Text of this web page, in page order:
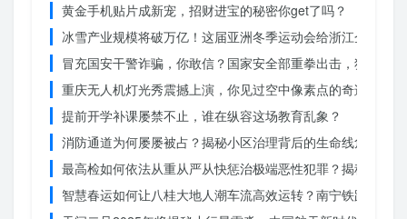
黄金手机贴片成新宠，招财进宝的秘密你get了吗？
冰雪产业规模将破万亿！这届亚洲冬季运动会给浙江企业带
冒充国安干警诈骗，你敢信？国家安全部重拳出击，犯罪团
重庆无人机灯光秀震撼上演，你见过空中像素点的奇迹吗？
提前开学补课屡禁不止，谁在纵容这场教育乱象？
消防通道为何屡屡被占？揭秘小区治理背后的生命线危机
最高检如何依法从重从严从快惩治极端恶性犯罪？揭秘重大
智慧春运如何让八桂大地人潮车流高效运转？南宁铁路枢纽